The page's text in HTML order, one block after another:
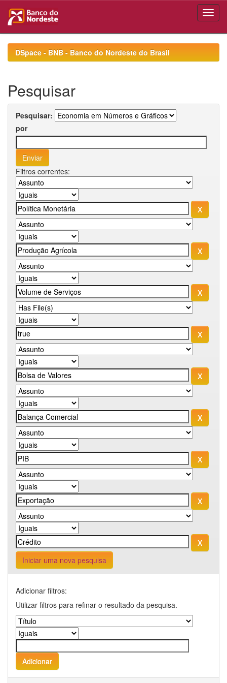
navigationDSpace - BNB - Banco do Nordeste do Brasil
Pesquisar
Pesquisar:
por
Filtros correntes:
Iniciar uma nova pesquisa
Adicionar filtros:
Utilizar filtros para refinar o resultado da pesquisa.